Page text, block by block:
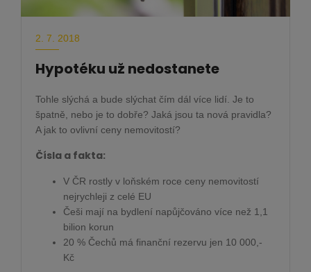
2. 7. 2018
Hypotéku už nedostanete
Tohle slýchá a bude slýchat čím dál více lidí. Je to
špatně, nebo je to dobře? Jaká jsou ta nová pravidla?
A jak to ovlivní ceny nemovitostí?
Čísla a fakta:
V ČR rostly v loňském roce ceny nemovitostí
nejrychleji z celé EU
Češi mají na bydlení napůjčováno více než 1,1
bilion korun
20 % Čechů má finanční rezervu jen 10 000,-
Kč